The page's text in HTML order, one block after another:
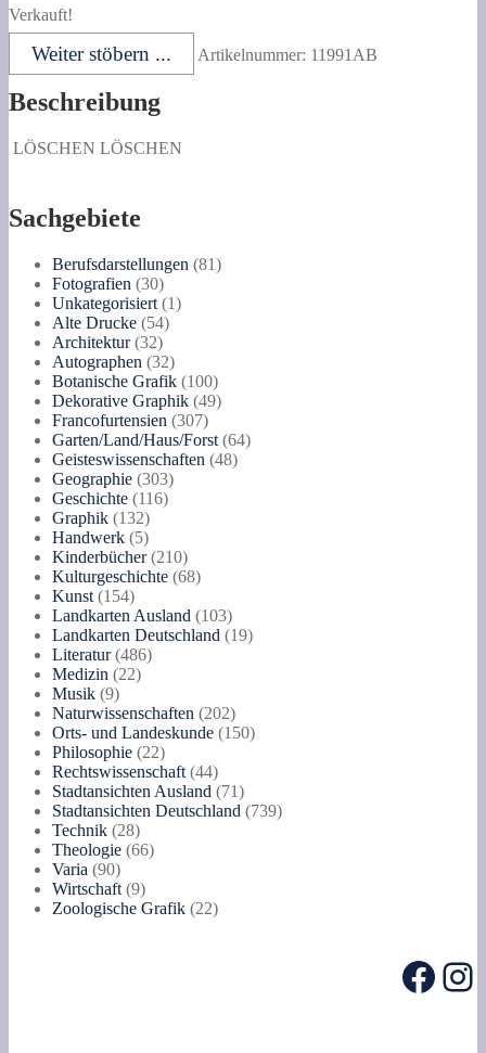
Verkauft!
Weiter stöbern ... Artikelnummer: 11991AB
Beschreibung
LÖSCHEN LÖSCHEN
Sachgebiete
Berufsdarstellungen 8181
Fotografien 3030
Produkte
Unkategorisiert 11
Alte Drucke 5454
Architektur 3232
Produkte
Autographen 3232
Produkte
Botanische Grafik 100100
Produkte
Dekorative Graphik 4949
Francofurtensien 307307
Produkte
Garten/Land/Haus/Forst 6464
Geisteswissenschaften 4848
Geographie 303303
Produkte
Geschichte 116116
Graphik 132132
Produkte
Handwerk 55
Produkte
Kinderbücher 210210
Produkte
Kulturgeschichte 6868
Kunst 154154
Produkte
Landkarten Ausland 103103
Produkte
Landkarten Deutschland 1919
Literatur 486486
Medizin 2222
Musik 99
Produkte
Naturwissenschaften 202202
Produkte
Orts- und Landeskunde 150150
Philosophie 2222
Produkte
Rechtswissenschaft 4444
Produkte
Stadtansichten Ausland 7171
Produkte
Stadtansichten Deutschland 739739
Technik 2828
Produkte
Theologie 6666
Varia 9090
Produkte
Wirtschaft 99
Produkte
Zoologische Grafik 2222